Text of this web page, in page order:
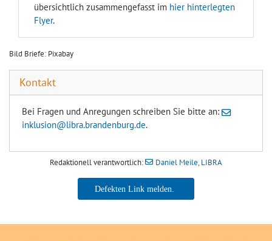
übersichtlich zusammengefasst im hier hinterlegten
Flyer.
Bild Briefe: Pixabay
Kontakt
Bei Fragen und Anregungen schreiben Sie bitte an:
inklusion@libra.brandenburg.de.
Redaktionell verantwortlich: Daniel Meile, LIBRA
Daniel Meile, LIBRA